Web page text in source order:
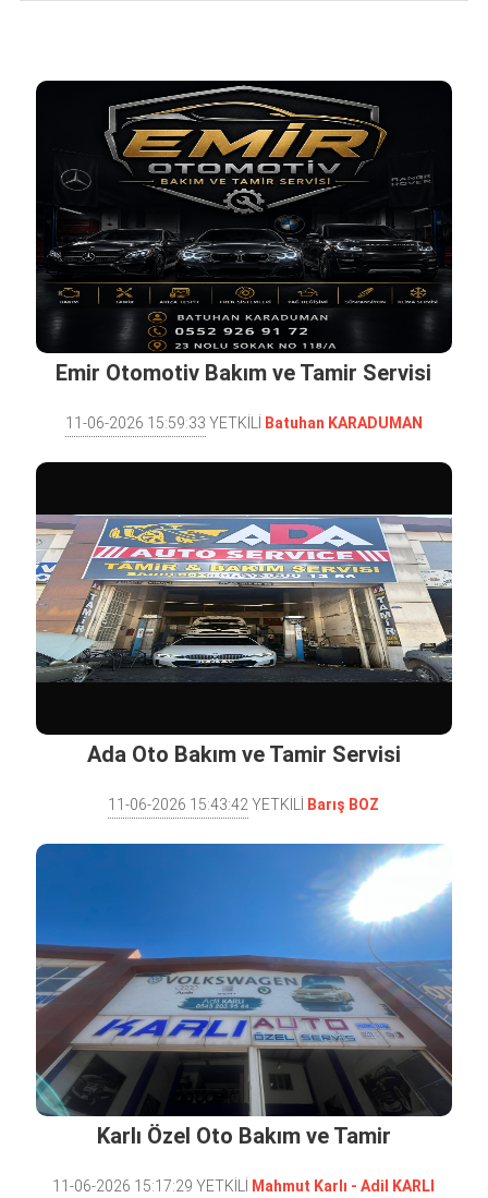
Emir Otomotiv Bakım ve Tamir Servisi
11-06-2026 15:59:33 YETKİLİ Batuhan KARADUMAN
Ada Oto Bakım ve Tamir Servisi
11-06-2026 15:43:42 YETKİLİ Barış BOZ
Karlı Özel Oto Bakım ve Tamir
Wolkswagen Servisi
11-06-2026 15:17:29 YETKİLİ Mahmut Karlı - Adi̇l KARLI